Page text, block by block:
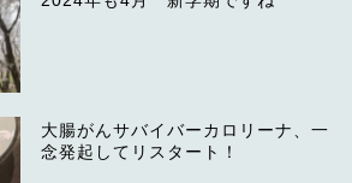
大腸がんサバイバーカロリーナ、一
念発起してリスタート！